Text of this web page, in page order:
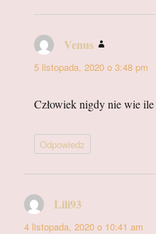
Venus
5 listopada, 2020 o 3:48 pm
Człowiek nigdy nie wie ile
Odpowiedz
Lili93
4 listopada, 2020 o 10:41 am